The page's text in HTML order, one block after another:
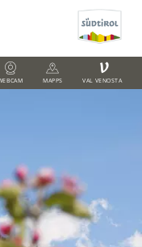
MAPPS
V
VAL VENOSTA